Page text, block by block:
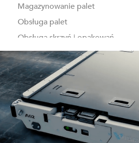
Magazynowanie palet
Obsługa palet
Obsługa skrzyń i opakowań
Oprogramowanie do
Podnośniki paletowe
(Rozładunek) palet
Przenośniki
Robotyka
Pojazdy bezobsługowe (AGV) /